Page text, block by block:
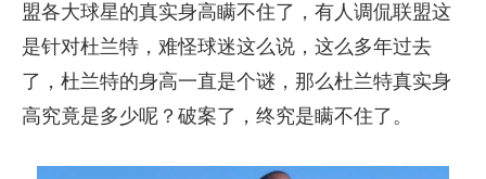
盟各大球星的真实身高瞒不住了，有人调侃联盟这
是针对杜兰特，难怪球迷这么说，这么多年过去
了，杜兰特的身高一直是个谜，那么杜兰特真实身
高究竟是多少呢？破案了，终究是瞒不住了。